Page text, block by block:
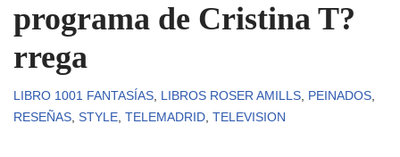
programa de Cristina T?
rrega
LIBRO 1001 FANTASÍAS, LIBROS ROSER AMILLS, PEINADOS,
RESEÑAS, STYLE, TELEMADRID, TELEVISION